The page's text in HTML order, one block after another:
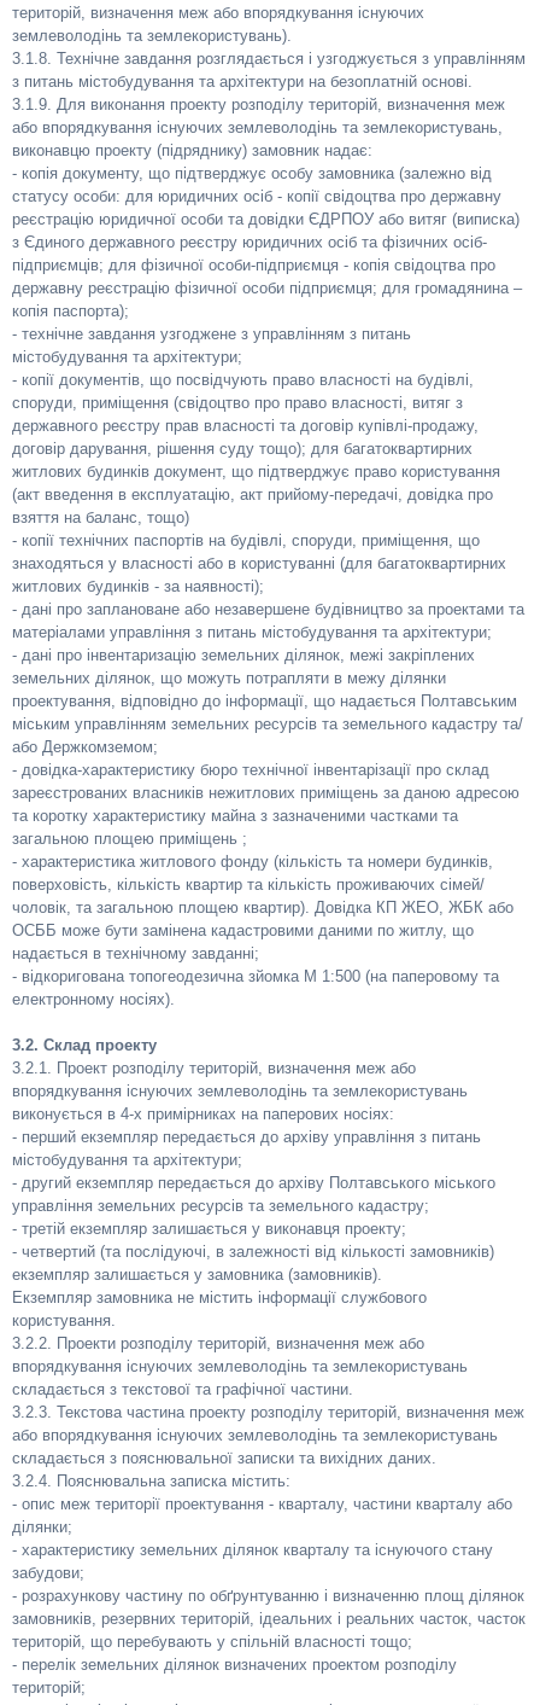
територій, визначення меж або впорядкування існуючих
землеволодінь та землекористувань).
3.1.8. Технічне завдання розглядається і узгоджується з управлінням
з питань містобудування та архітектури на безоплатній основі.
3.1.9. Для виконання проекту розподілу територій, визначення меж
або впорядкування існуючих землеволодінь та землекористувань,
виконавцю проекту (підряднику) замовник надає:
- копія документу, що підтверджує особу замовника (залежно від
статусу особи: для юридичних осіб - копії свідоцтва про державну
реєстрацію юридичної особи та довідки ЄДРПОУ або витяг (виписка)
з Єдиного державного реєстру юридичних осіб та фізичних осіб-
підприємців; для фізичної особи-підприємця - копія свідоцтва про
державну реєстрацію фізичної особи підприємця; для громадянина –
копія паспорта);
- технічне завдання узгоджене з управлінням з питань
містобудування та архітектури;
- копії документів, що посвідчують право власності на будівлі,
споруди, приміщення (свідоцтво про право власності, витяг з
державного реєстру прав власності та договір купівлі-продажу,
договір дарування, рішення суду тощо); для багатоквартирних
житлових будинків документ, що підтверджує право користування
(акт введення в експлуатацію, акт прийому-передачі, довідка про
взяття на баланс, тощо)
- копії технічних паспортів на будівлі, споруди, приміщення, що
знаходяться у власності або в користуванні (для багатоквартирних
житлових будинків - за наявності);
- дані про заплановане або незавершене будівництво за проектами та
матеріалами управління з питань містобудування та архітектури;
- дані про інвентаризацію земельних ділянок, межі закріплених
земельних ділянок, що можуть потрапляти в межу ділянки
проектування, відповідно до інформації, що надається Полтавським
міським управлінням земельних ресурсів та земельного кадастру та/
або Держкомземом;
- довідка-характеристику бюро технічної інвентарізації про склад
зареєстрованих власників нежитлових приміщень за даною адресою
та коротку характеристику майна з зазначеними частками та
загальною площею приміщень ;
- характеристика житлового фонду (кількість та номери будинків,
поверховість, кількість квартир та кількість проживаючих сімей/
чоловік, та загальною площею квартир). Довідка КП ЖЕО, ЖБК або
ОСББ може бути замінена кадастровими даними по житлу, що
надається в технічному завданні;
- відкоригована топогеодезична зйомка М 1:500 (на паперовому та
електронному носіях).
3.2. Склад проекту
3.2.1. Проект розподілу територій, визначення меж або
впорядкування існуючих землеволодінь та землекористувань
виконується в 4-х примірниках на паперових носіях:
- перший екземпляр передається до архіву управління з питань
містобудування та архітектури;
- другий екземпляр передається до архіву Полтавського міського
управління земельних ресурсів та земельного кадастру;
- третій екземпляр залишається у виконавця проекту;
- четвертий (та послідуючі, в залежності від кількості замовників)
екземпляр залишається у замовника (замовників).
Екземпляр замовника не містить інформації службового
користування.
3.2.2. Проекти розподілу територій, визначення меж або
впорядкування існуючих землеволодінь та землекористувань
складається з текстової та графічної частини.
3.2.3. Текстова частина проекту розподілу територій, визначення меж
або впорядкування існуючих землеволодінь та землекористувань
складається з пояснювальної записки та вихідних даних.
3.2.4. Пояснювальна записка містить:
- опис меж території проектування - кварталу, частини кварталу або
ділянки;
- характеристику земельних ділянок кварталу та існуючого стану
забудови;
- розрахункову частину по обґрунтуванню і визначенню площ ділянок
замовників, резервних територій, ідеальних і реальних часток, часток
територій, що перебувають у спільній власності тощо;
- перелік земельних ділянок визначених проектом розподілу
територій;